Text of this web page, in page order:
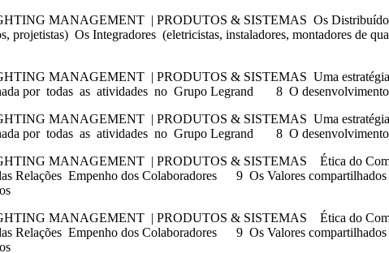
MANAGEMENT | PRODUTOS & SISTEMAS Os
projetistas) Os Integradores (eletricistas, instaladores, montadores de
MANAGEMENT | PRODUTOS & SISTEMAS Uma estratégia
por todas as atividades no Grupo Legrand 8 O desenvolvimento
MANAGEMENT | PRODUTOS & SISTEMAS Uma estratégia
por todas as atividades no Grupo Legrand 8 O desenvolvimento
MANAGEMENT | PRODUTOS & SISTEMAS Ética do
Relações Empenho dos Colaboradores 9 Os Valores
MANAGEMENT | PRODUTOS & SISTEMAS Ética do
Relações Empenho dos Colaboradores 9 Os Valores